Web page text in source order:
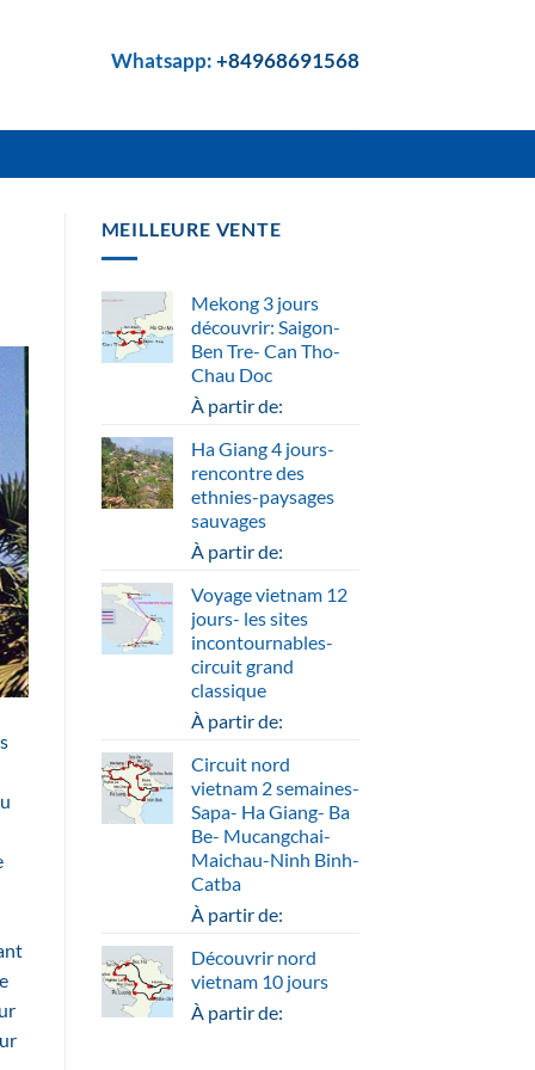
Whatsapp:+84968691568
MEILLEURE VENTE
Mekong 3 jours
découvrir: Saigon-
Ben Tre- Can Tho-
Chau Doc
À partir de:
Ha Giang 4 jours-
rencontre des
ethnies-paysages
sauvages
À partir de:
Voyage vietnam 12
jours- les sites
incontournables-
circuit grand
classique
À partir de:
Circuit nord
vietnam 2 semaines-
Sapa- Ha Giang- Ba
Be- Mucangchai-
Maichau-Ninh Binh-
Catba
À partir de:
Découvrir nord
vietnam 10 jours
À partir de: